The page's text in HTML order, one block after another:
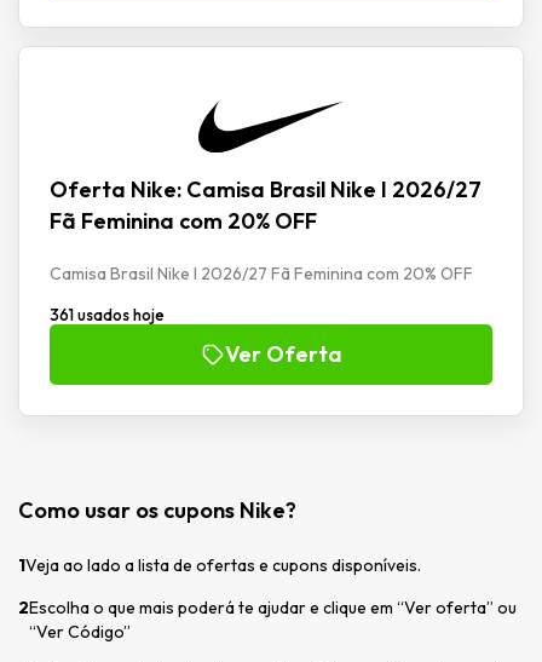
Oferta Nike: Camisa Brasil Nike I 2026/27
Fã Feminina com 20% OFF
Camisa Brasil Nike I 2026/27 Fã Feminina com 20% OFF
361 usados hoje
Ver Oferta
Como usar os cupons Nike?
1Veja ao lado a lista de ofertas e cupons disponíveis.
2Escolha o que mais poderá te ajudar e clique em “Ver oferta” ou
“Ver Código”